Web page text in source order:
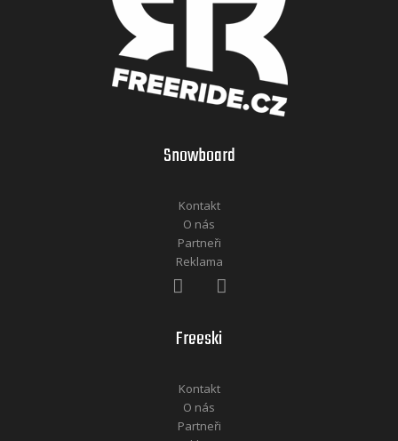
Snowboard
Kontakt
O nás
Partneři
Reklama
Freeski
Kontakt
O nás
Partneři